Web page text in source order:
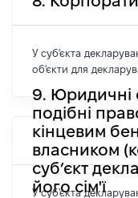
У суб'єкта
об'єкти для
9. Юридичні
подібні
кінцевим
власником
суб’єкт
його сім'ї
У суб'єкта